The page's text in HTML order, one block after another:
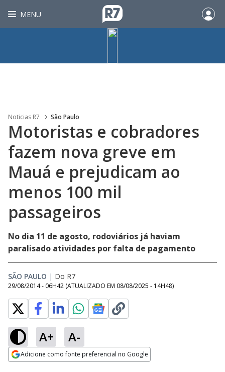
MENU
Noticias R7 São Paulo
Motoristas e cobradores
fazem nova greve em
Mauá e prejudicam ao
menos 100 mil
passageiros
No dia 11 de agosto, rodoviários já haviam
paralisado atividades por falta de pagamento
SÃO PAULO | Do R7
29/08/2014 - 06H42 (ATUALIZADO EM 08/08/2025 - 14H48)
A+ A-
Adicione como fonte preferencial no Google